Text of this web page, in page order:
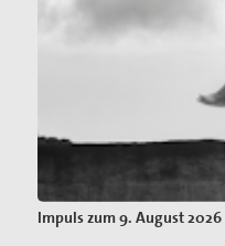
Impuls zum 9. August 2026